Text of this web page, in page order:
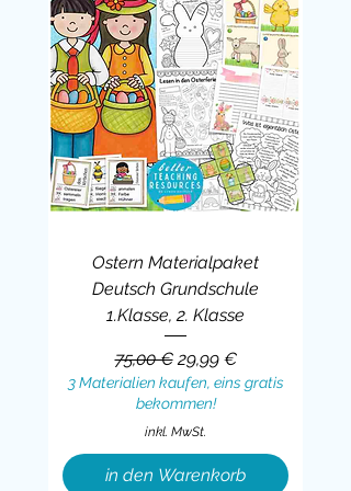
Ostern Materialpaket
Deutsch Grundschule
1.Klasse, 2. Klasse
Standardpreis
75,00 € Sale-Preis
29,99 €
3 Materialien kaufen, eins gratis
bekommen!
inkl. MwSt.
in den Warenkorb